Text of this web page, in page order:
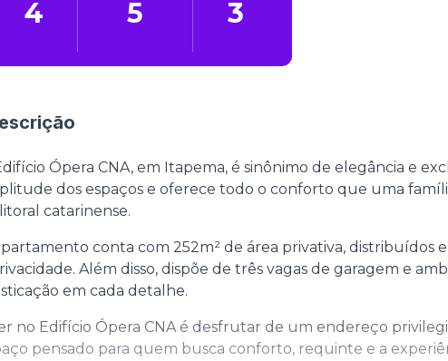
4 5 3
Ópera CNA, em Itapema, é sinônimo de elegância e
dos espaços e oferece todo o conforto que uma
catarinense.
conta com 252m² de área privativa,
Além disso, dispõe de três vagas de garagem e
em cada detalhe.
no Edifício Ópera CNA é desfrutar de um endereço
pensado para quem busca conforto, requinte e a